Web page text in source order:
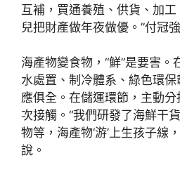
互補，買通養殖、供貨、加
兒把財產做年夜做優。”付冠
海產物變食物，“鮮”是要害
水處置、制冷體系、綠色環
應俱全。在儲運環節，主動
次接觸。“我們研發了海鮮干
物等，海產物‘游’上生孩子線
說。